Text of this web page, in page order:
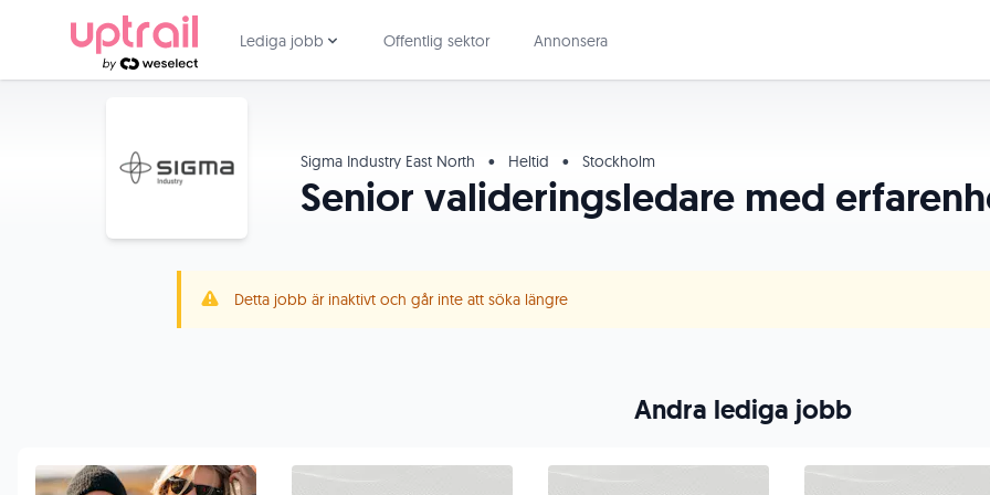
Lediga jobb Offentlig sektor Annonsera
Sigma Industry East North • Heltid • Stockholm
Senior valideringsledare med
Detta jobb är inaktivt och går inte att söka längre
Andra lediga jobb